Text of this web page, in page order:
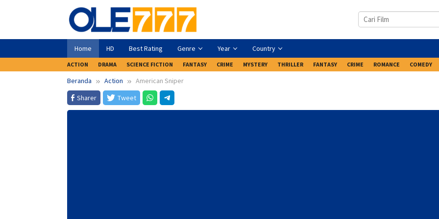
Home HD Best Rating Genre Year Country
ACTION DRAMA SCIENCE FICTION FANTASY CRIME MYSTERY THRILLER FANTASY CRIME ROMANCE COMEDY
Beranda Action
American Sniper
Sharer
Tweet